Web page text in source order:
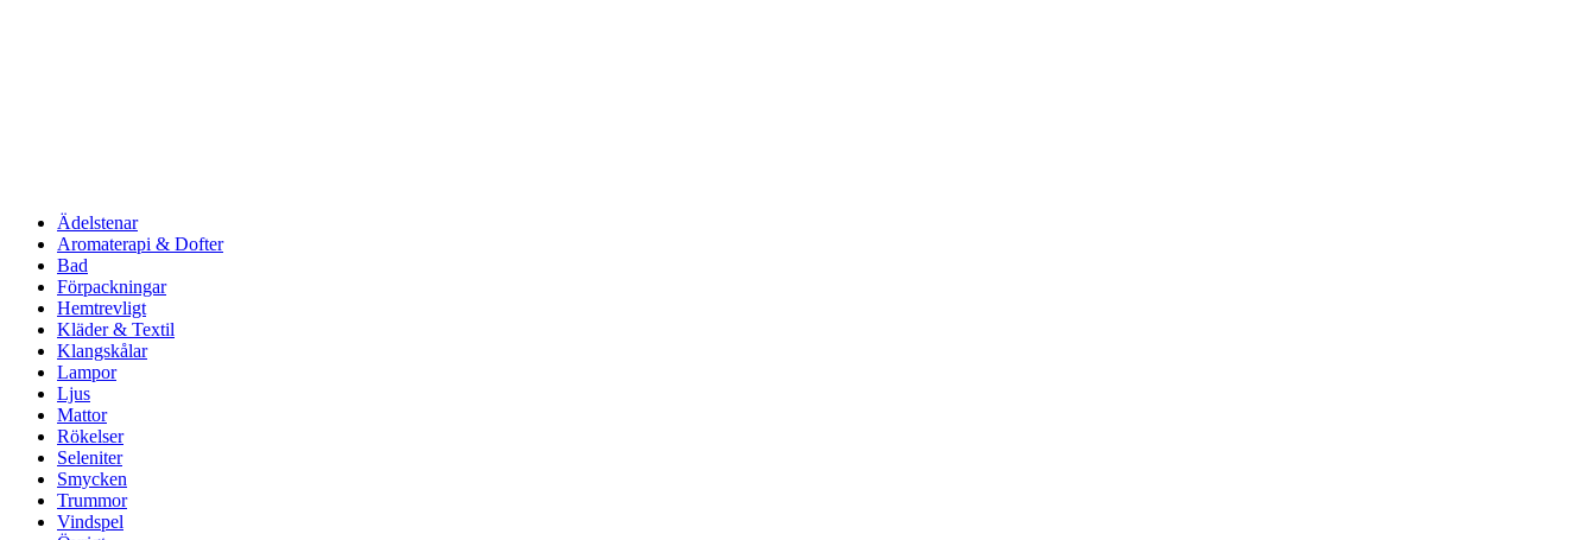
Ädelstenar
Aromaterapi & Dofter
Bad
Förpackningar
Hemtrevligt
Kläder & Textil
Klangskålar
Lampor
Ljus
Mattor
Rökelser
Seleniter
Smycken
Trummor
Vindspel